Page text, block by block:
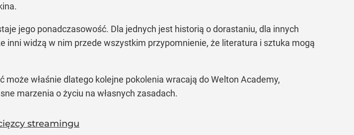
jego ponadczasowość. Dla jednych jest historią o dorastaniu, dla innych
inni widzą w nim przede wszystkim przypomnienie, że literatura i sztuka mogą
może właśnie dlatego kolejne pokolenia wracają do Welton Academy,
marzenia o życiu na własnych zasadach.
streamingu